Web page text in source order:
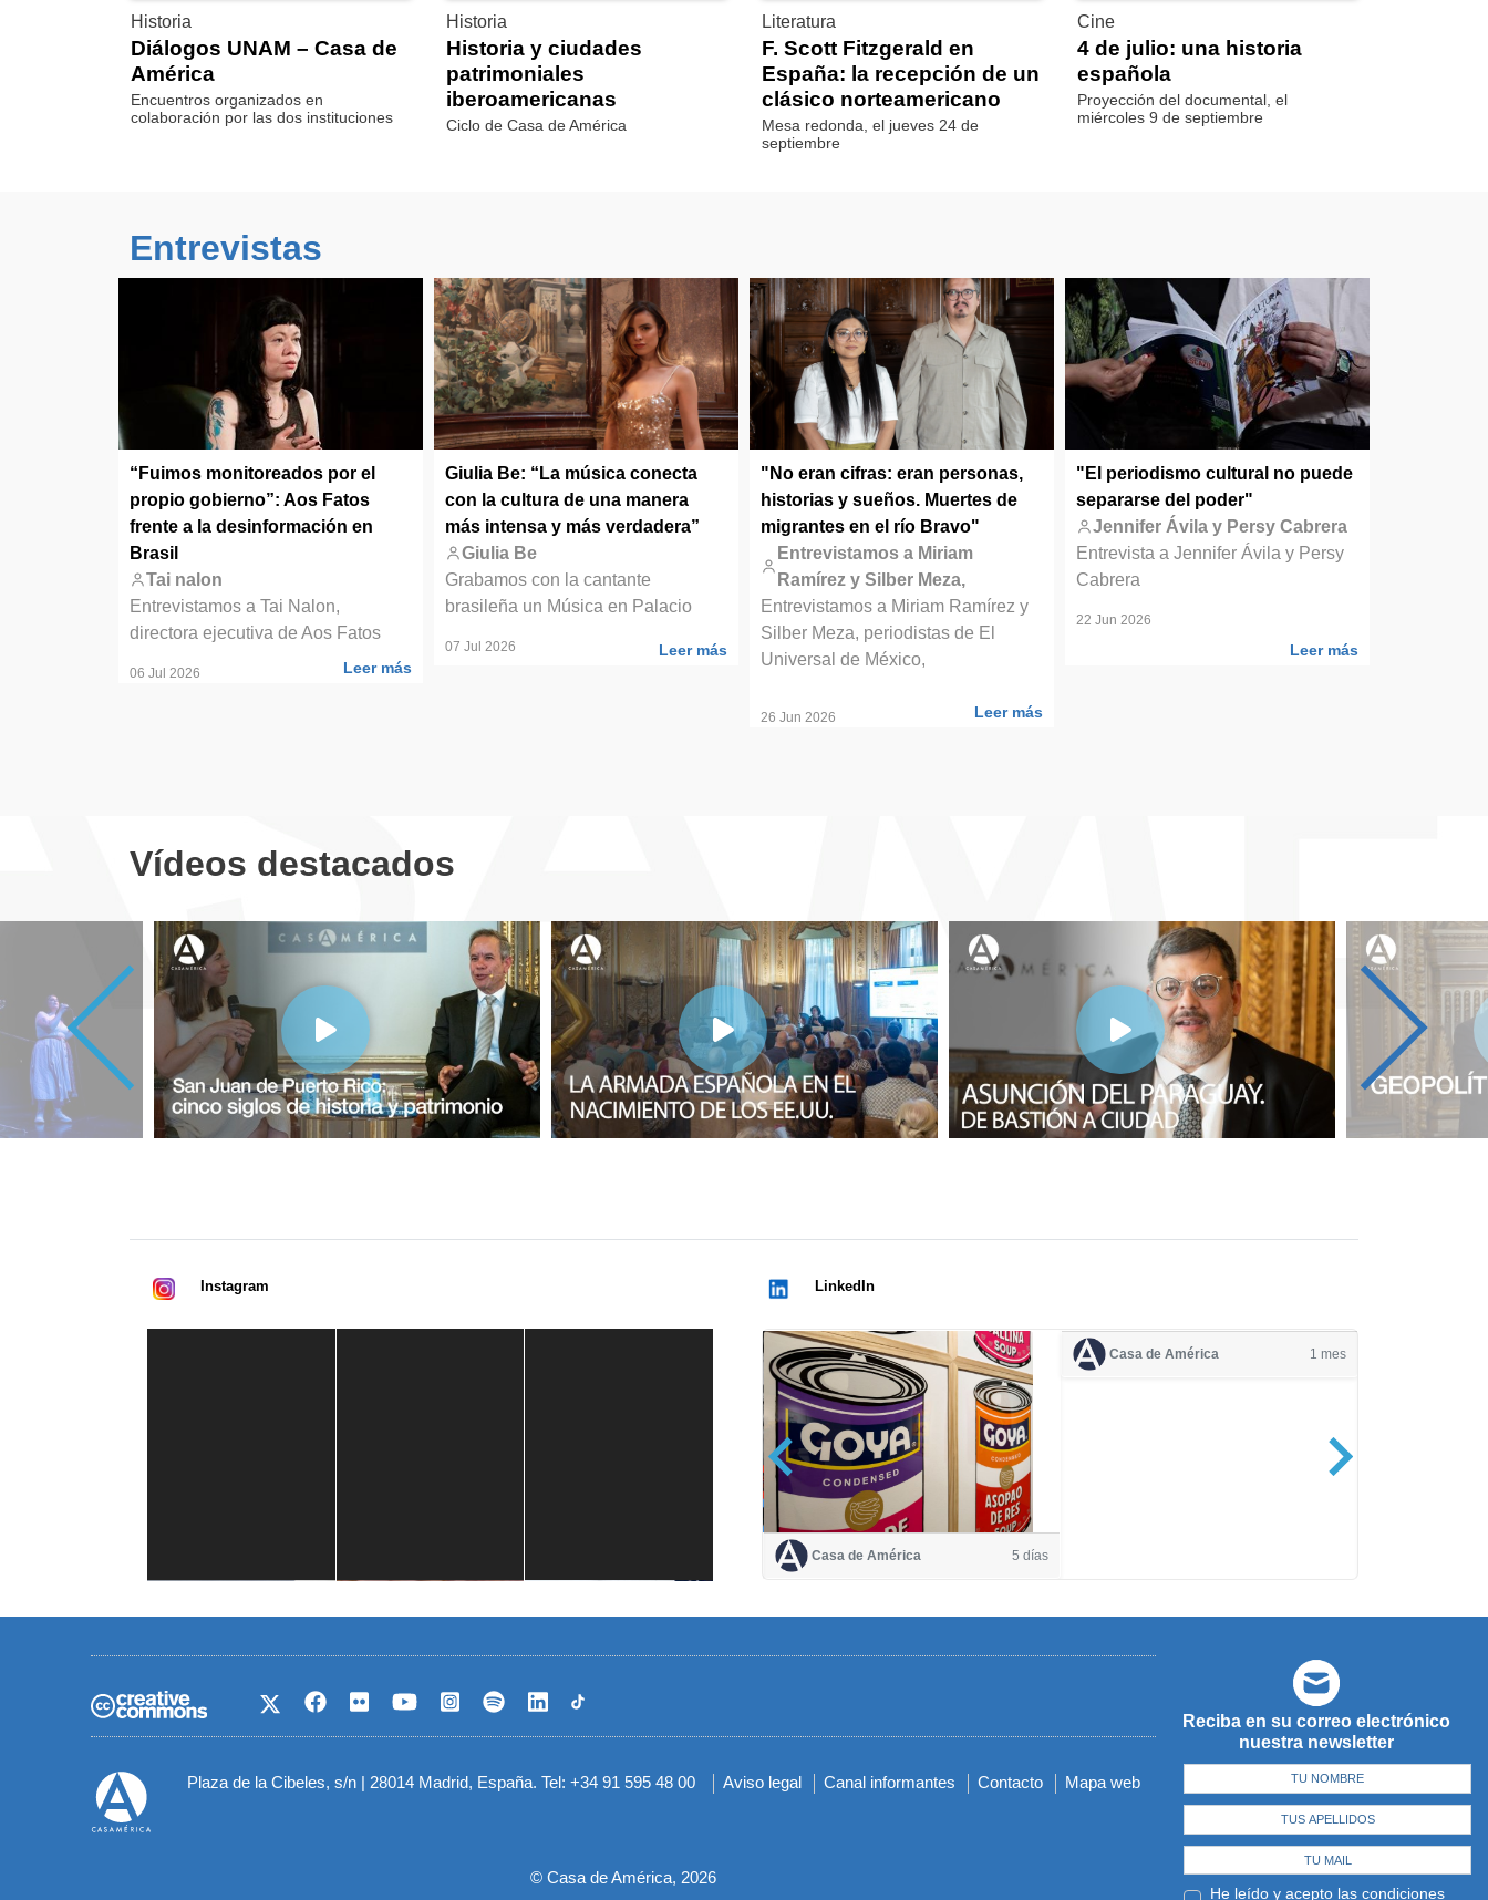
Historia
Diálogos UNAM – Casa de
América
Encuentros organizados en
colaboración por las dos instituciones
Historia
Historia y ciudades
patrimoniales
iberoamericanas
Ciclo de Casa de América
Literatura
F. Scott Fitzgerald en
España: la recepción de un
clásico norteamericano
Mesa redonda, el jueves 24 de
septiembre
Cine
4 de julio: una historia
española
Proyección del documental, el
miércoles 9 de septiembre
Entrevistas
“Fuimos monitoreados por el
propio gobierno”: Aos Fatos
frente a la desinformación en
Brasil
Tai nalon
Entrevistamos a Tai Nalon,
directora ejecutiva de Aos Fatos
06 Jul 2026 Leer más
Giulia Be: “La música conecta
con la cultura de una manera
más intensa y más verdadera”
Giulia Be
Grabamos con la cantante
brasileña un Música en Palacio
07 Jul 2026 Leer más
"No eran cifras: eran personas,
historias y sueños. Muertes de
migrantes en el río Bravo"
Entrevistamos a Miriam
Ramírez y Silber Meza,
Entrevistamos a Miriam Ramírez y
Silber Meza, periodistas de El
Universal de México,
26 Jun 2026 Leer más
"El periodismo cultural no puede
separarse del poder"
Jennifer Ávila y Persy Cabrera
Entrevista a Jennifer Ávila y Persy
Cabrera
22 Jun 2026
Leer más
Vídeos destacados
Instagram LinkedIn
Casa de América 5 días
Casa de América 1 mes
Reciba en su correo electrónico
nuestra newsletter
He leído y acepto las condiciones
Plaza de la Cibeles, s/n | 28014 Madrid, España. Tel: +34 91 595 48 00
Menú
pie
Aviso legal Canal informantes Contacto Mapa web
© Casa de América, 2026